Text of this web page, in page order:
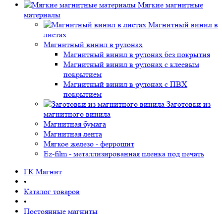
Мягкие магнитные
материалы
Магнитный винил в
листах
Магнитный винил в рулонах
Магнитный винил в рулонах без покрытия
Магнитный винил в рулонах с клеевым
покрытием
Магнитный винил в рулонах с ПВХ
покрытием
Заготовки из
магнитного винила
Магнитная бумага
Магнитная лента
Мягкое железо - феррошит
Ez-film - металлизированная пленка под печать
ГК Магнит
•
Каталог товаров
•
Постоянные магниты